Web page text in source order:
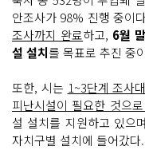
안조사가 98% 진행 중이
조사까지 완료하고, 6월
설 설치를 목표로 추진 중
또한, 시는 1~3단계 조사
피난시설이 필요한 것으로
설 설치를 지원하고 있으
자치구별 설치에 들어갔다.